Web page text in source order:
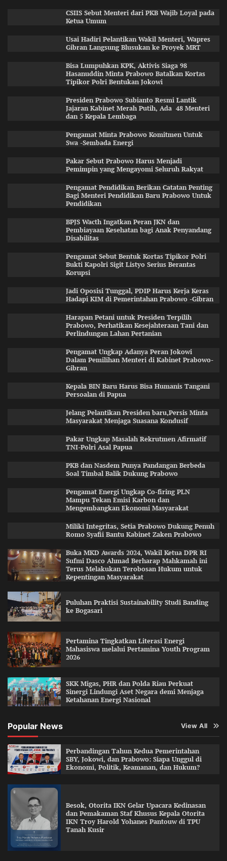
CSIIS Sebut Menteri dari PKB Wajib Loyal pada
Ketua Umum
Usai Hadiri Pelantikan Wakil Menteri, Wapres
Gibran Langsung Blusukan ke Proyek MRT
Bisa Lumpuhkan KPK, Aktivis Siaga 98
Hasanuddin Minta Prabowo Batalkan Kortas
Tipikor Polri Bentukan Jokowi
Presiden Prabowo Subianto Resmi Lantik
Jajaran Kabinet Merah Putih, Ada 48 Menteri
dan 5 Kepala Lembaga
Pengamat Minta Prabowo Komitmen Untuk
Swa -Sembada Energi
Pakar Sebut Prabowo Harus Menjadi
Pemimpin yang Mengayomi Seluruh Rakyat
Pengamat Pendidikan Berikan Catatan Penting
Bagi Menteri Pendidikan Baru Prabowo Untuk
Pendidikan
BPJS Wacth Ingatkan Peran JKN dan
Pembiayaan Kesehatan bagi Anak Penyandang
Disabilitas
Pengamat Sebut Bentuk Kortas Tipikor Polri
Bukti Kapolri Sigit Listyo Serius Berantas
Korupsi
Jadi Oposisi Tunggal, PDIP Harus Kerja Keras
Hadapi KIM di Pemerintahan Prabowo -Gibran
Harapan Petani untuk Presiden Terpilih
Prabowo, Perhatikan Kesejahteraan Tani dan
Perlindungan Lahan Pertanian
Pengamat Ungkap Adanya Peran Jokowi
Dalam Pemilihan Menteri di Kabinet Prabowo-
Gibran
Kepala BIN Baru Harus Bisa Humanis Tangani
Persoalan di Papua
Jelang Pelantikan Presiden baru,Persis Minta
Masyarakat Menjaga Suasana Kondusif
Pakar Ungkap Masalah Rekrutmen Afirmatif
TNI-Polri Asal Papua
PKB dan Nasdem Punya Pandangan Berbeda
Soal Timbal Balik Dukung Prabowo
Pengamat Energi Ungkap Co-firing PLN
Mampu Tekan Emisi Karbon dan
Mengembangkan Ekonomi Masyarakat
Miliki Integritas, Setia Prabowo Dukung Penuh
Romo Syafii Bantu Kabinet Zaken Prabowo
Buka MKD Awards 2024, Wakil Ketua DPR RI
Sufmi Dasco Ahmad Berharap Mahkamah ini
Terus Melakukan Terobosan Hukum untuk
Kepentingan Masyarakat
Puluhan Praktisi Sustainability Studi Banding
ke Bogasari
Pertamina Tingkatkan Literasi Energi
Mahasiswa melalui Pertamina Youth Program
2026
SKK Migas, PHR dan Polda Riau Perkuat
Sinergi Lindungi Aset Negara demi Menjaga
Ketahanan Energi Nasional
Popular News View All
Perbandingan Tahun Kedua Pemerintahan
SBY, Jokowi, dan Prabowo: Siapa Unggul di
Ekonomi, Politik, Keamanan, dan Hukum?
Besok, Otorita IKN Gelar Upacara Kedinasan
dan Pemakaman Staf Khusus Kepala Otorita
IKN Troy Harold Yohanes Pantouw di TPU
Tanah Kusir